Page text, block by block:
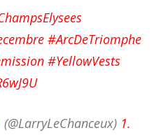
#ArcDeTriomphe
#YellowVests
(@LarryLeChanceux) 1.